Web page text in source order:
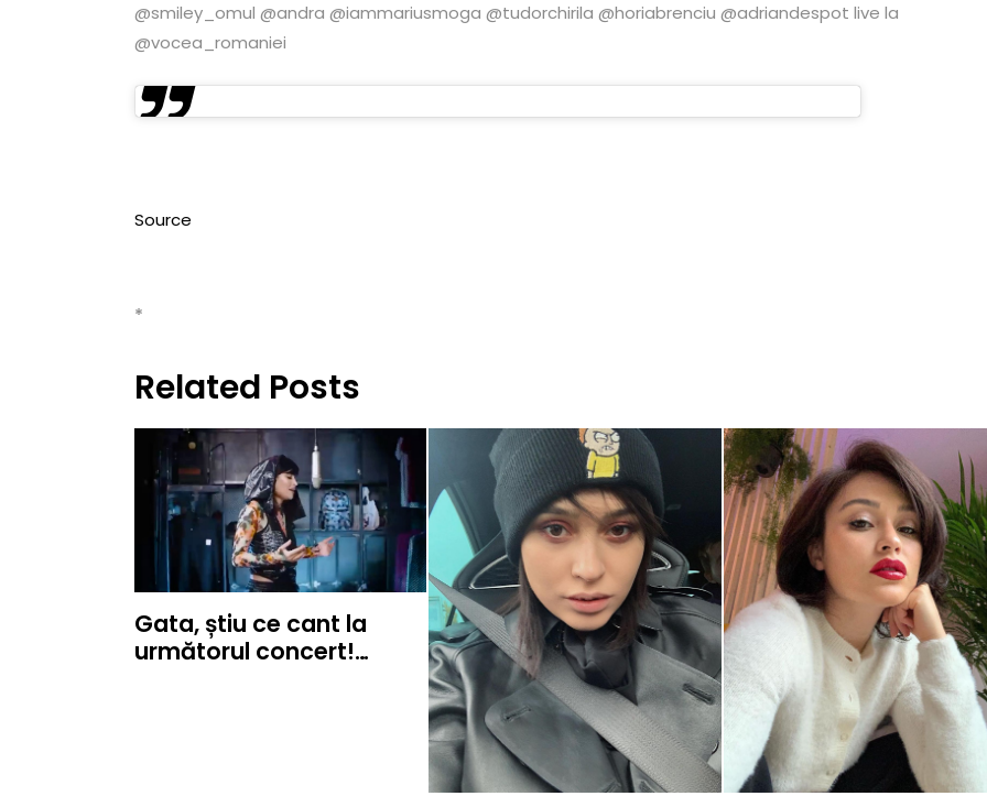
@smiley_omul @andra @iammariusmoga @tudorchirila @horiabrenciu @adriandespot live la
@vocea_romaniei
Source
*
Related Posts
Gata, știu ce cant la
următorul concert!…